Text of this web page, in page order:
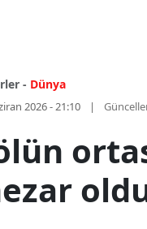
- Dünya
2026 - 21:10